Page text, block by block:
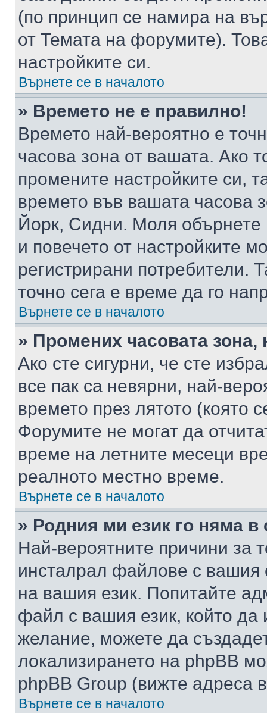
(по принцип се намира на
от Темата на форумите).
настройките си.
Върнете се в началото
» Времето не е правилно!
Времето най-вероятно е
часова зона от вашата. Ако
промените настройките си,
времето във вашата
Йорк, Сидни. Моля обърнете
и повечето от настройките
регистрирани потребители.
точно сега е време да го
Върнете се в началото
» Промених часовата
Ако сте сигурни, че сте
все пак са невярни, най-
времето през лятото (която
Форумите не могат да
време на летните месеци
реалното местно време.
Върнете се в началото
» Родния ми език го няма в
Най-вероятните причини за
инсталрал файлове с вашия
на вашия език. Попитайте
файл с вашия език, който да
желание, можете да
локализирането на phpBB
phpBB Group (вижте адреса
Върнете се в началото